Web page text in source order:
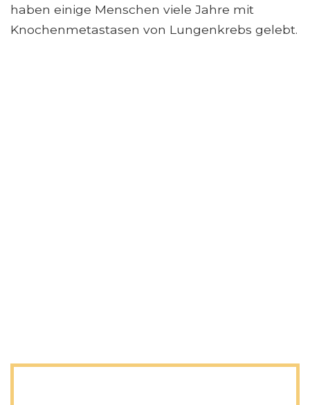
haben einige Menschen viele Jahre mit
Knochenmetastasen von Lungenkrebs gelebt.